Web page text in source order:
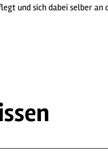
und sich dabei selber